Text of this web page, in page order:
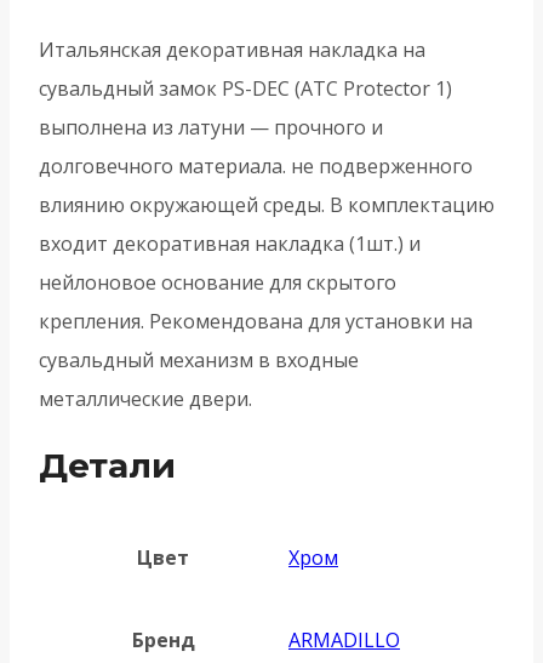
(ATC
Protector
1)
CP-
8
-
Хром
Итальянская декоративная накладка на
сувальдный замок PS-DEC (ATC Protector 1)
выполнена из латуни — прочного и
долговечного материала. не подверженного
влиянию окружающей среды. В комплектацию
входит декоративная накладка (1шт.) и
нейлоновое основание для скрытого
крепления. Рекомендована для установки на
сувальдный механизм в входные
металлические двери.
Детали
Цвет Хром
Бренд ARMADILLO